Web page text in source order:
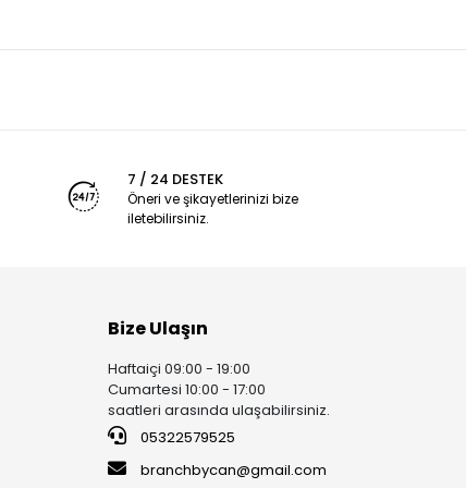
7 / 24 DESTEK
Öneri ve şikayetlerinizi bize
iletebilirsiniz.
Bize Ulaşın
Haftaiçi 09:00 - 19:00
Cumartesi 10:00 - 17:00
saatleri arasında ulaşabilirsiniz.
05322579525
branchbycan@gmail.com